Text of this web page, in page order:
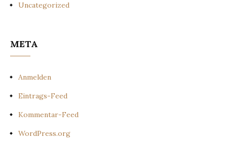
Uncategorized
META
Anmelden
Eintrags-Feed
Kommentar-Feed
WordPress.org